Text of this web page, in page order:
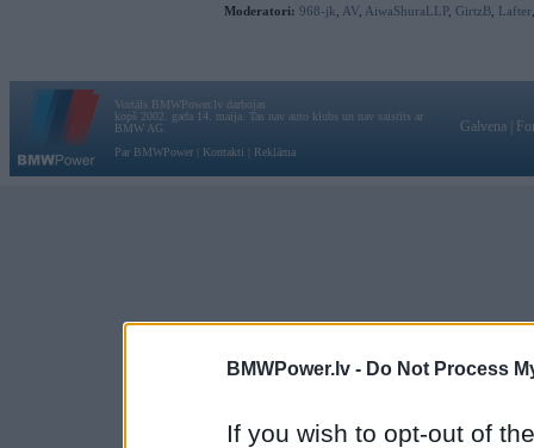
BMWPower.lv - Do Not Process
If you wish to opt-out of
Moderatori: 968-jk AV AiwaShuraLLP, GirtzB Lafter
Vortāls BMWPower.lv darbojas
kopš 2002. gada 14. maija. Tas nav auto klubs un nav saistīts ar
BMW AG.
Par BMWPower
Kontakti Reklāma
Galvena